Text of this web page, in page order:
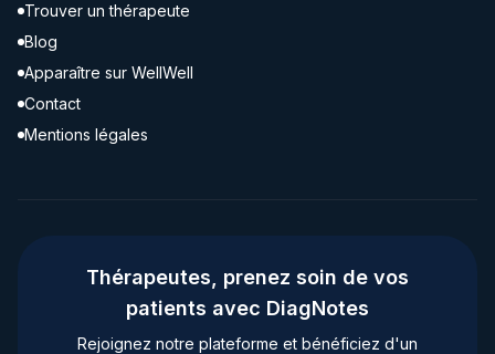
Trouver un thérapeute
Blog
Apparaître sur WellWell
Contact
Mentions légales
Thérapeutes, prenez soin de vos
patients avec DiagNotes
Rejoignez notre plateforme et bénéficiez d'un